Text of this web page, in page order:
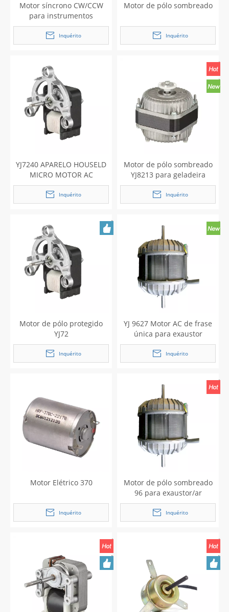
Motor síncrono CW/CCW
para instrumentos
eletrônicos de motor de
ventilador de máquina de
lavar louça AC
Inquérito
Motor de pólo sombreado
Inquérito
YJ7240 APARELO HOUSELD
MICRO MOTOR AC
Inquérito
Motor de pólo sombreado
YJ8213 para geladeira
Inquérito
Motor de pólo protegido
YJ72
Inquérito
YJ 9627 Motor AC de frase
única para exaustor
Inquérito
Motor Elétrico 370
Inquérito
Motor de pólo sombreado
96 para exaustor/ar
condicionado
Inquérito